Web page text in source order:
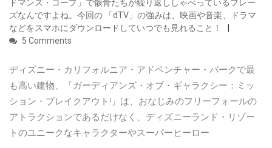
ドマンズ・コープ」で骸骨たちが繰り返ししゃべっているフレー
ズなんですよね。今回の 「dTV」の強みは、映画や音楽、ドラマ
などをスマホにダウンロードしていつでも見れること！
5 Comments
ディズニー・カリフォルニア・アドベンチャー・パークで最
も高い建物、「ガーディアンズ・オブ・ギャラクシー：ミッ
ション・ブレイクアウト!」は、おなじみのフリーフォールの
アトラクションであるだけなく、ディズニーランド・リゾー
トのユニークなキャラクターやスーパーヒーロー